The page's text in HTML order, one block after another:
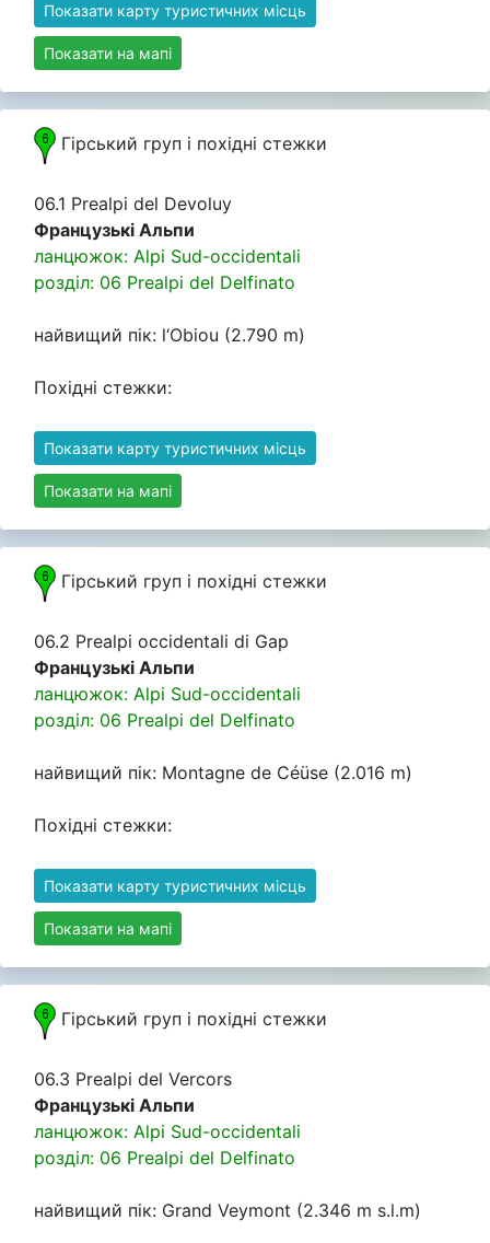
Показати карту туристичних місць
Показати на мапі
Гірський груп i похідні стежки
06.1 Prealpi del Devoluy
Французькі Альпи
ланцюжок: Alpi Sud-occidentali
розділ: 06 Prealpi del Delfinato
найвищий пік: l‘Obiou (2.790 m)
Похідні стежки:
Показати карту туристичних місць
Показати на мапі
Гірський груп i похідні стежки
06.2 Prealpi occidentali di Gap
Французькі Альпи
ланцюжок: Alpi Sud-occidentali
розділ: 06 Prealpi del Delfinato
найвищий пік: Montagne de Céüse (2.016 m)
Похідні стежки:
Показати карту туристичних місць
Показати на мапі
Гірський груп i похідні стежки
06.3 Prealpi del Vercors
Французькі Альпи
ланцюжок: Alpi Sud-occidentali
розділ: 06 Prealpi del Delfinato
найвищий пік: Grand Veymont (2.346 m s.l.m)